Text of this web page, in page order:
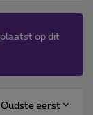
op dit
Oudste eerst